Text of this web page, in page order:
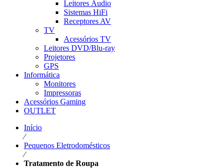
Leitores Áudio
Sistemas HiFi
Receptores AV
TV
Acessórios TV
Leitores DVD/Blu-ray
Projetores
GPS
Informática
Monitores
Impressoras
Acessórios Gaming
OUTLET
Início
⁄
Pequenos Eletrodomésticos
⁄
Tratamento de Roupa